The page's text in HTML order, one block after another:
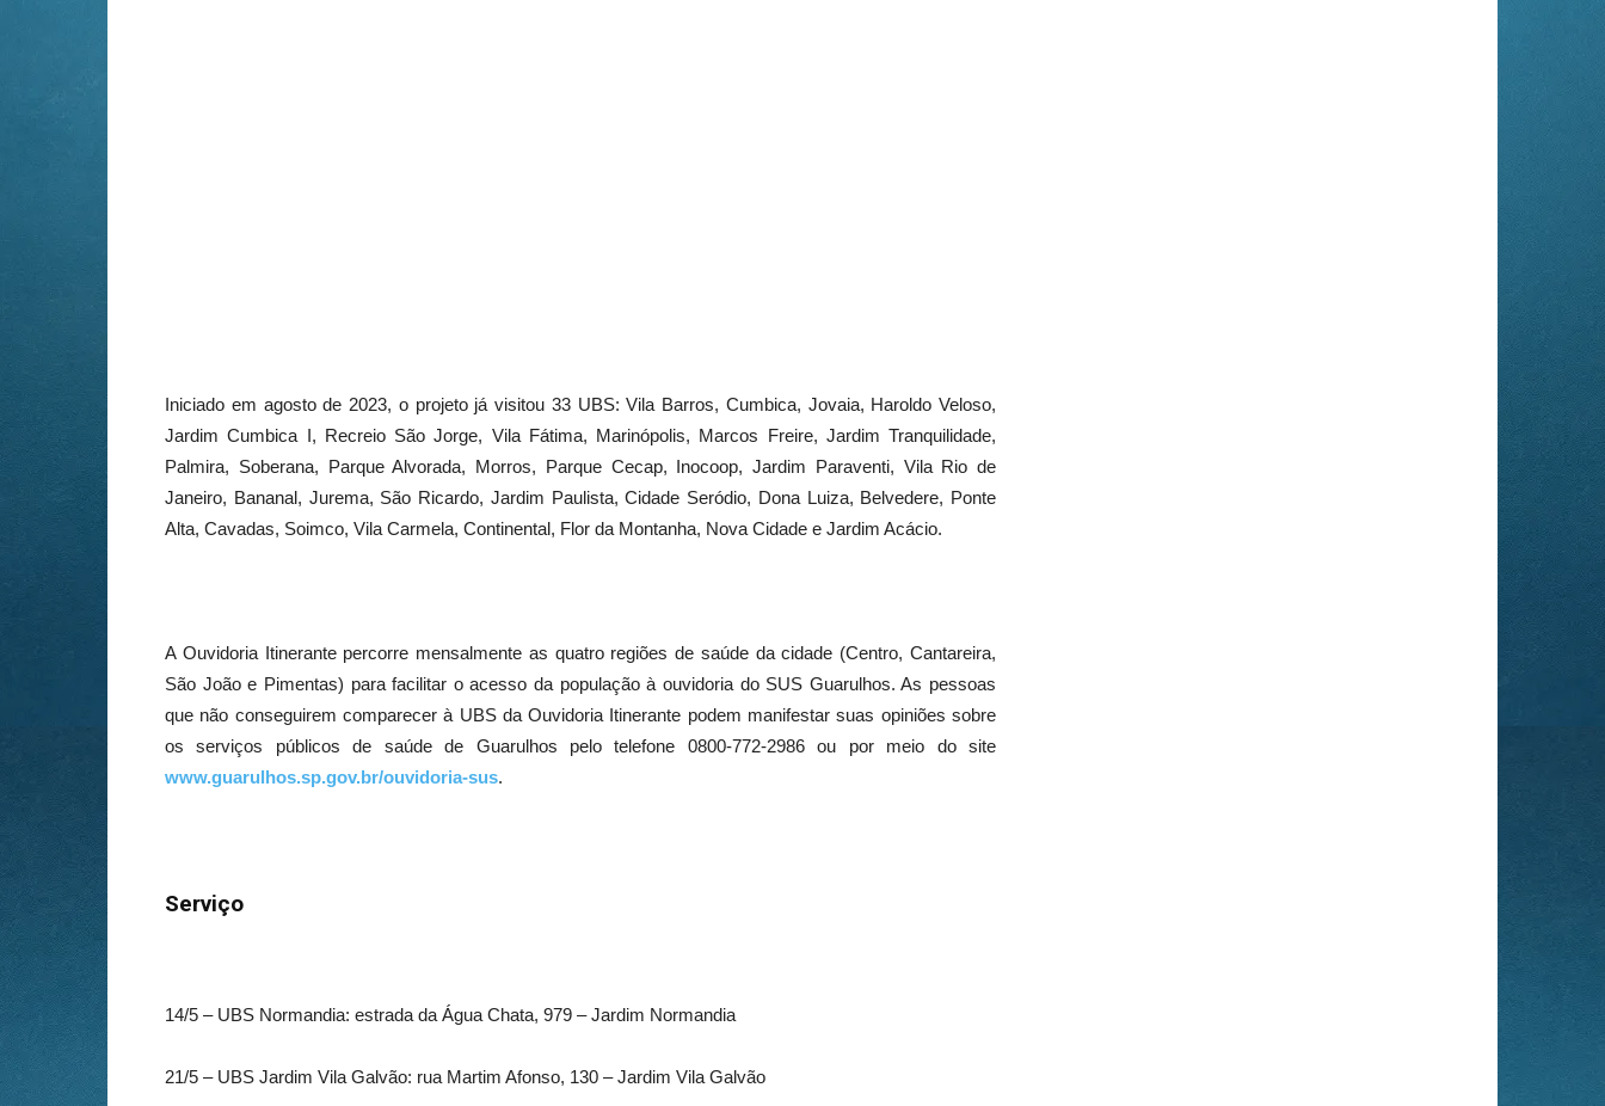
Iniciado em agosto de 2023, o projeto já visitou 33 UBS: Vila Barros, Cumbica, Jovaia, Haroldo Veloso,
Jardim Cumbica I, Recreio São Jorge, Vila Fátima, Marinópolis, Marcos Freire, Jardim Tranquilidade,
Palmira, Soberana, Parque Alvorada, Morros, Parque Cecap, Inocoop, Jardim Paraventi, Vila Rio de
Janeiro, Bananal, Jurema, São Ricardo, Jardim Paulista, Cidade Seródio, Dona Luiza, Belvedere, Ponte
Alta, Cavadas, Soimco, Vila Carmela, Continental, Flor da Montanha, Nova Cidade e Jardim Acácio.
A Ouvidoria Itinerante percorre mensalmente as quatro regiões de saúde da cidade (Centro, Cantareira,
São João e Pimentas) para facilitar o acesso da população à ouvidoria do SUS Guarulhos. As pessoas
que não conseguirem comparecer à UBS da Ouvidoria Itinerante podem manifestar suas opiniões sobre
os serviços públicos de saúde de Guarulhos pelo telefone 0800-772-2986 ou por meio do site
www.guarulhos.sp.gov.br/ouvidoria-sus.
Serviço
14/5 – UBS Normandia: estrada da Água Chata, 979 – Jardim Normandia
21/5 – UBS Jardim Vila Galvão: rua Martim Afonso, 130 – Jardim Vila Galvão